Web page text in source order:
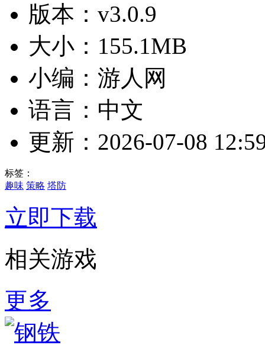
版本：v3.0.9
大小：155.1MB
小编：游人网
语言：中文
更新：2026-07-08
标签：
趣味 策略 塔防
立即下载
相关游戏
更多